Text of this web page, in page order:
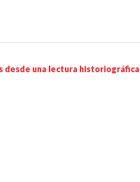
desde una lectura historiográfica